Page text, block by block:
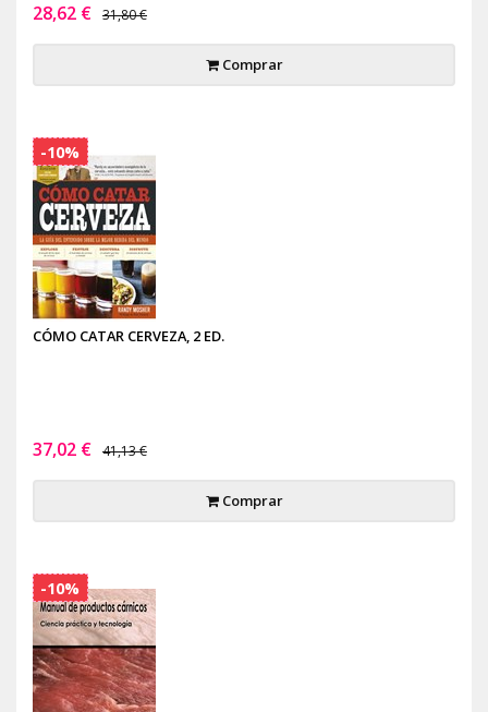
28,62 € 31,80 €
Comprar
CÓMO CATAR CERVEZA, 2 ED.
37,02 € 41,13 €
Comprar
-10%
-10%